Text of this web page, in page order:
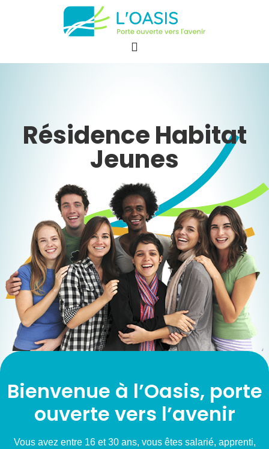
Résidence Habitat
Jeunes
Bienvenue à l’Oasis, porte
ouverte vers l’avenir
Vous avez entre 16 et 30 ans, vous êtes salarié, apprenti,